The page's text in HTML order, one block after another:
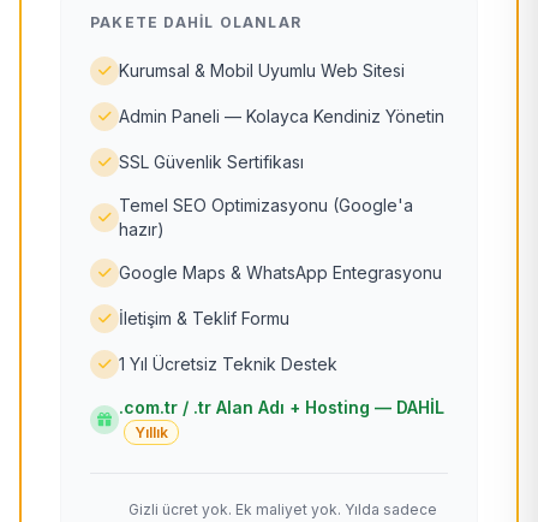
PAKETE DAHIL OLANLAR
Kurumsal & Mobil Uyumlu Web Sitesi
Admin Paneli — Kolayca Kendiniz Yönetin
SSL Güvenlik Sertifikası
Temel SEO Optimizasyonu (Google'a
hazır)
Google Maps & WhatsApp Entegrasyonu
İletişim & Teklif Formu
1 Yıl Ücretsiz Teknik Destek
.com.tr / .tr Alan Adı + Hosting — DAHİL
Yıllık
Gizli ücret yok. Ek maliyet yok. Yılda sadece